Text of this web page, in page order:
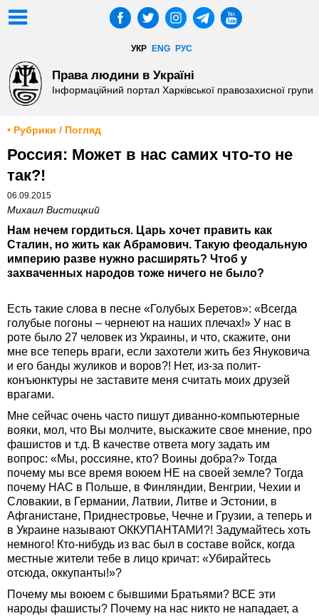
УКР ENG РУС
Права людини в Україні
Інформаційний портал Харківської правозахисної групи
• Рубрики / Погляд
Россия: Может в нас самих что-то не
так?!
06.09.2015
Михаил Вистицкий
Нам нечем гордиться. Царь хочет править как
Сталин, но жить как Абрамович. Такую феодальную
империю разве нужно расширять? Чтоб у
захваченных народов тоже ничего не было?
Есть такие слова в песне «Голубых Беретов»: «Всегда
голубые погоны – чернеют на наших плечах!» У нас в
роте было 27 человек из Украины, и что, скажите, они
мне все теперь враги, если захотели жить без Януковича
и его банды жуликов и воров?! Нет, из-за полит-
конъюнктуры не заставите меня считать моих друзей
врагами.
Мне сейчас очень часто пишут диванно-компьютерные
вояки, мол, что Вы молчите, выскажите свое мнение, про
фашистов и т.д. В качестве ответа могу задать им
вопрос: «Мы, россияне, кто? Воины добра?» Тогда
почему мы все время воюем НЕ на своей земле? Тогда
почему НАС в Польше, в Финляндии, Венгрии, Чехии и
Словакии, в Германии, Латвии, Литве и Эстонии, в
Афганистане, Приднестровье, Чечне и Грузии, а теперь и
в Украине называют ОККУПАНТАМИ?! Задумайтесь хоть
немного! Кто-нибудь из вас был в составе войск, когда
местные жители тебе в лицо кричат: «Убирайтесь
отсюда, оккупанты!»?
Почему мы воюем с бывшими Братьями? ВСЕ эти
народы фашисты? Почему на нас никто не нападает, а